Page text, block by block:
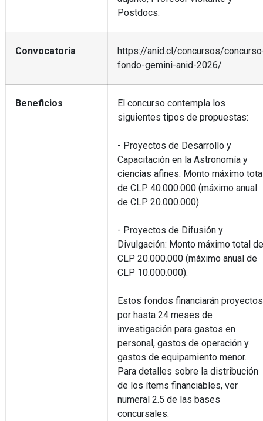
Postdocs.
Convocatoria
https://anid.cl/concursos/
fondo-gemini-anid-2026/
Beneficios
El concurso contempla los
siguientes tipos de propuestas:
- Proyectos de Desarrollo y
Capacitación en la Astronomía y
ciencias afines: Monto máximo
de CLP 40.000.000 (máximo anual
de CLP 20.000.000).
- Proyectos de Difusión y
Divulgación: Monto máximo total de
CLP 20.000.000 (máximo anual de
CLP 10.000.000).
Estos fondos financiarán proyectos
por hasta 24 meses de
investigación para gastos en
personal, gastos de operación y
gastos de equipamiento menor.
Para detalles sobre la distribución
de los ítems financiables, ver
numeral 2.5 de las bases
concursales.